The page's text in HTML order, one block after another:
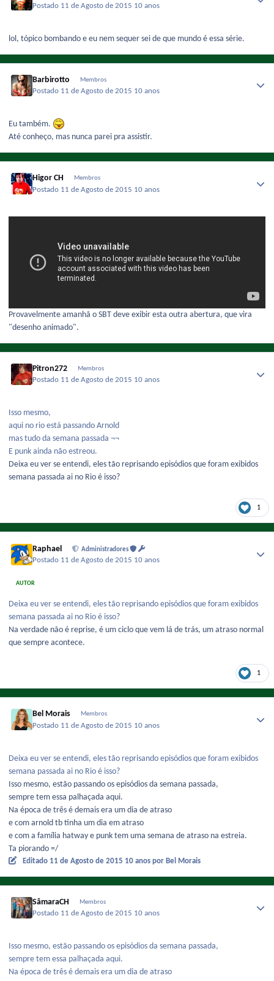
Postado 11 de Agosto de 2015 10 anos
lol, tópico bombando e eu nem sequer sei de que mundo é essa série.
Barbirotto Membros
Postado 11 de Agosto de 2015 10 anos
Eu também.
Até conheço, mas nunca parei pra assistir.
Higor CH Membros
Postado 11 de Agosto de 2015 10 anos
Provavelmente amanhã o SBT deve exibir esta outra abertura, que vira
"desenho animado".
Pitron272 Membros
Postado 11 de Agosto de 2015 10 anos
Isso mesmo,
aqui no rio está passando Arnold
mas tudo da semana passada ¬¬
E punk ainda não estreou.
Deixa eu ver se entendi, eles tão reprisando episódios que foram exibidos
semana passada ai no Rio é isso?
1
Raphael Administradores
Postado 11 de Agosto de 2015 10 anos
AUTOR
Deixa eu ver se entendi, eles tão reprisando episódios que foram exibidos
semana passada ai no Rio é isso?
Na verdade não é reprise, é um ciclo que vem lá de trás, um atraso normal
que sempre acontece.
1
Bel Morais Membros
Postado 11 de Agosto de 2015 10 anos
Deixa eu ver se entendi, eles tão reprisando episódios que foram exibidos
semana passada ai no Rio é isso?
Isso mesmo, estão passando os episódios da semana passada,
sempre tem essa palhaçada aqui.
Na época de três é demais era um dia de atraso
e com arnold tb tinha um dia em atraso
e com a família hatway e punk tem uma semana de atraso na estreia.
Ta piorando =/
Editado 11 de Agosto de 2015 10 anos por Bel Morais
SâmaraCH Membros
Postado 11 de Agosto de 2015 10 anos
Isso mesmo, estão passando os episódios da semana passada,
sempre tem essa palhaçada aqui.
Na época de três é demais era um dia de atraso